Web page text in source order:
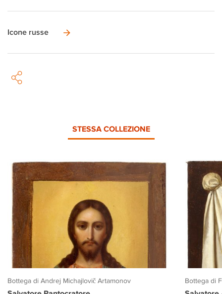
Icone russe
STESSA COLLEZIONE
Bottega di Andrej Michajlovič Artamonov Bottega di